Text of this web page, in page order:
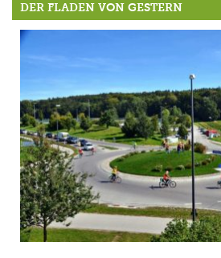
DER FLADEN VON GESTERN